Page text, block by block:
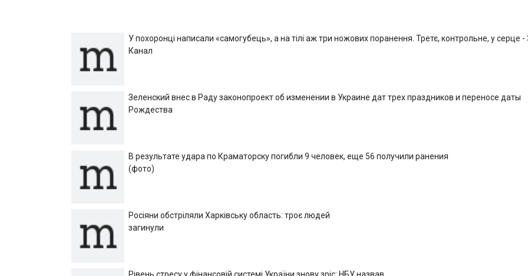
У похоронці написали «самогубець», а на тілі аж три ножових поранення. Третє, контрольне, у серце -
Канал
Зеленский внес в Раду законопроект об изменении в Украине дат трех праздников и переносе даты
Рождества
В результате удара по Краматорску погибли 9 человек, еще 56 получили ранения
(фото)
Росіяни обстріляли Харківську область: троє людей
загинули
Рівень стресу у фінансовій системі України знову зріс: НБУ назвав